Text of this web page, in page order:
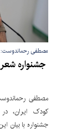
مصطفی رحماندوست:
جشنواره
مصطفی
کودک ایران،
جشنواره با بیان